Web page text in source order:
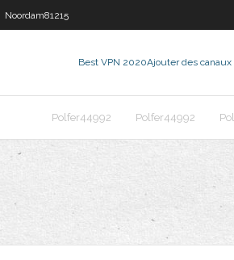
Noordam81215
Best VPN 2020Ajouter des canaux
Polfer44992 Polfer44992